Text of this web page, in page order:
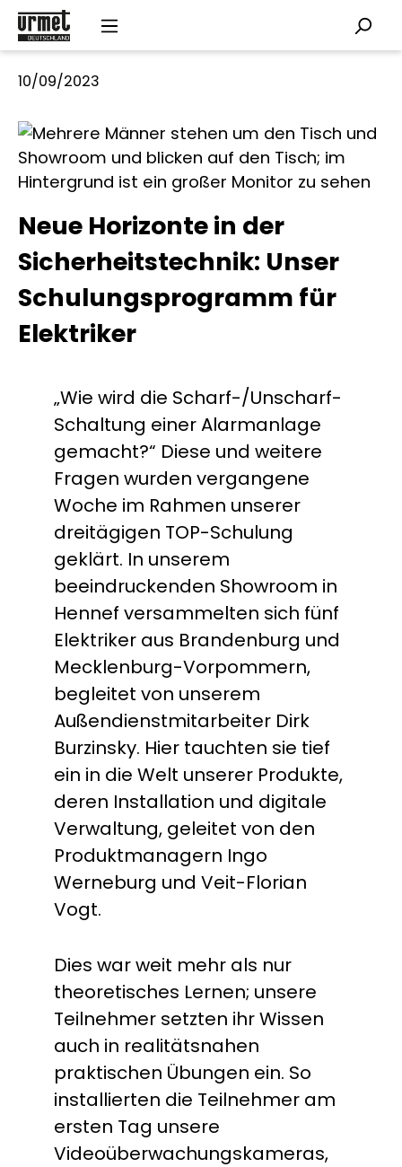
Skip to main content
10/09/2023
Neue Horizonte in der
Sicherheitstechnik: Unser
Schulungsprogramm für
Elektriker
„Wie wird die Scharf-/Unscharf-
Schaltung einer Alarmanlage
gemacht?“ Diese und weitere
Fragen wurden vergangene
Woche im Rahmen unserer
dreitägigen TOP-Schulung
geklärt. In unserem
beeindruckenden Showroom in
Hennef versammelten sich fünf
Elektriker aus Brandenburg und
Mecklenburg-Vorpommern,
begleitet von unserem
Außendienstmitarbeiter Dirk
Burzinsky. Hier tauchten sie tief
ein in die Welt unserer Produkte,
deren Installation und digitale
Verwaltung, geleitet von den
Produktmanagern Ingo
Werneburg und Veit-Florian
Vogt.
Dies war weit mehr als nur
theoretisches Lernen; unsere
Teilnehmer setzten ihr Wissen
auch in realitätsnahen
praktischen Übungen ein. So
installierten die Teilnehmer am
ersten Tag unsere
Videoüberwachungskameras,